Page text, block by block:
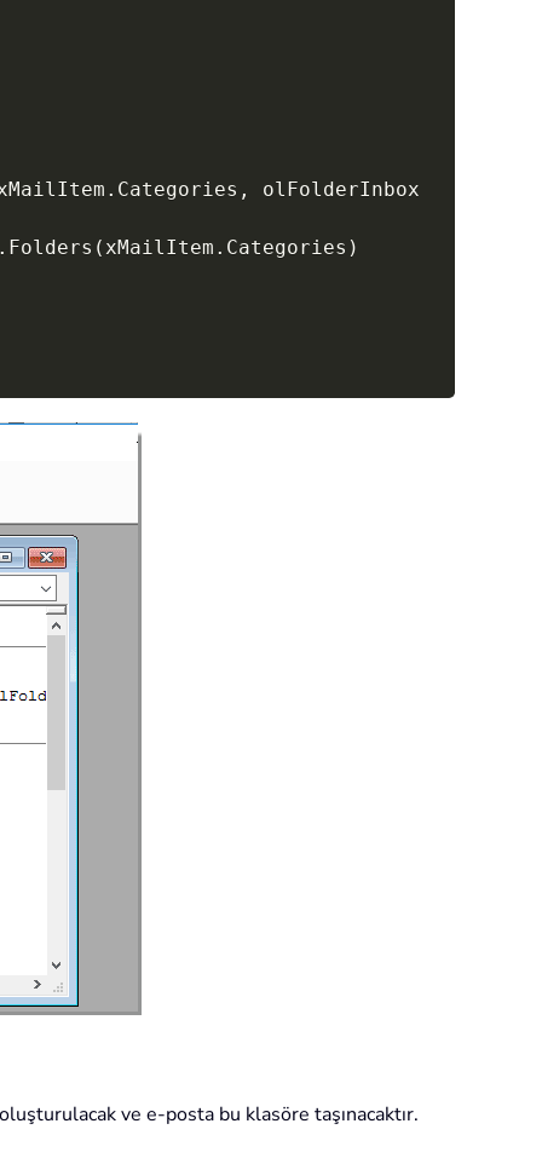
. Categories ,
olFolderInbox
. Folders ( xMailItem . Categories )
ve e-posta bu klasöre taşınacaktır.